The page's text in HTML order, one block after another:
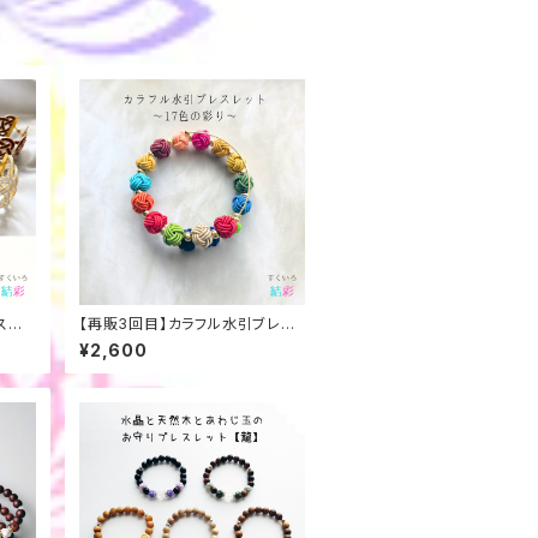
ッ
【再販3回目】カラフル水引ブレス
レット～17色の彩り～｜伝統工芸
で結ぶサステナブルな願い
¥2,600